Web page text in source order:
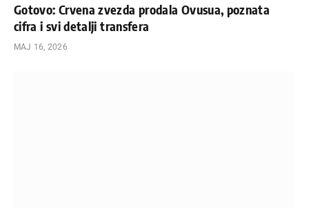
Gotovo: Crvena zvezda prodala Ovusua, poznata
cifra i svi detalji transfera
МАЈ 16, 2026